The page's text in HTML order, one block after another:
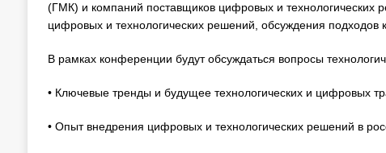
(ГМК) и компаний поставщиков цифровых и
цифровых и технологических решений, обсуждения подходов
В рамках конференции будут обсуждаться вопросы
• Ключевые тренды и будущее технологических и цифровых
• Опыт внедрения цифровых и технологических решений в